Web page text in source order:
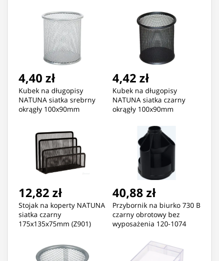
4,40 zł
Kubek na długopisy
NATUNA siatka srebrny
okrągły 100x90mm
4,42 zł
Kubek na długopisy
NATUNA siatka czarny
okrągły 100x90mm
12,82 zł
Stojak na koperty NATUNA
siatka czarny
175x135x75mm (Z901)
40,88 zł
Przybornik na biurko 730 B
czarny obrotowy bez
wyposażenia 120-1074